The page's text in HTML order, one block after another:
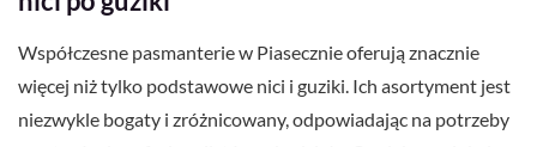
Współczesne pasmanterie w Piasecznie oferują znacznie
więcej niż tylko podstawowe nici i guziki. Ich asortyment jest
niezwykle bogaty i zróżnicowany, odpowiadając na potrzeby